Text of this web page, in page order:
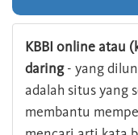
KBBI online atau
daring- yang
adalah situs yang
membantu